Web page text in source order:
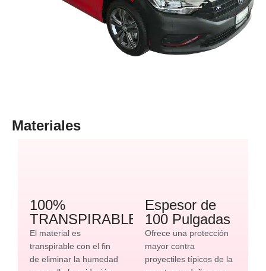
Materiales
100%
TRANSPIRABLE
El material es
transpirable con el fin
de eliminar la humedad
Espesor de
100 Pulgadas
Ofrece una protección
mayor contra
proyectiles típicos de la